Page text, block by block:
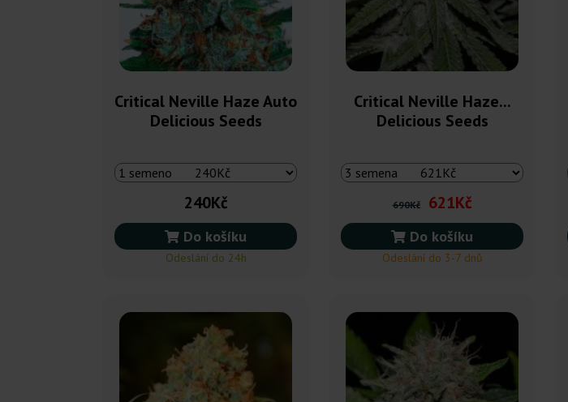
Critical Neville Haze Auto
Delicious Seeds
240Kč
Do košíku
Odeslání do 24h
Critical Neville Haze...
Delicious Seeds
690Kč 621Kč
Do košíku
Odeslání do 3-7 dnů